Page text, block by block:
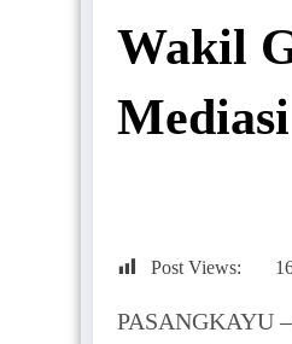
Wakil
Post Views:
PASANGKAYU